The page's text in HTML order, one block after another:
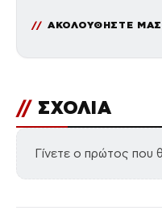
ΑΚΟΛΟΥΘΗΣΤΕ ΜΑΣ
// ΣΧΟΛΙΑ
Γίνετε ο πρώτος που